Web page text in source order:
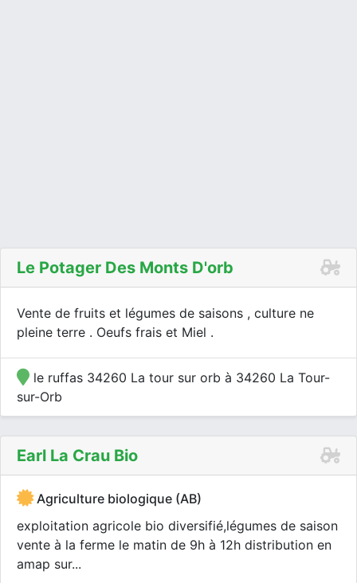
Le Potager Des Monts D'orb
Vente de fruits et légumes de saisons , culture ne
pleine terre . Oeufs frais et Miel .
le ruffas 34260 La tour sur orb à 34260 La Tour-
sur-Orb
Earl La Crau Bio
Agriculture biologique (AB)
exploitation agricole bio diversifié,légumes de saison
vente à la ferme le matin de 9h à 12h distribution en
amap sur...